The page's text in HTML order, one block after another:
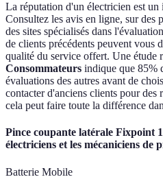
La réputation d'un électricien est
Consultez les avis en ligne, sur des
des sites spécialisés dans
de clients précédents peuvent vous
qualité du service offert. Une étude
Consommateurs indique que 85%
évaluations des autres avant de
contacter d'anciens clients pour
cela peut faire toute la différence
Pince coupante latérale Fixpoint
électriciens et les mécaniciens de
Batterie Mobile